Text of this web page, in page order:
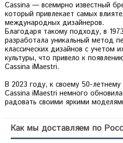
Cassina — всемирно известный
который привлекает самых
международных дизайнеров.
Благодаря такому подходу, в
разработала уникальный метод
классических дизайнов с учетом
культуры, что привело к
Cassina iMaestri.
В 2023 году, к своему 50-
Cassina iMaestri немного
радовать своими яркими
Как мы доставляем по